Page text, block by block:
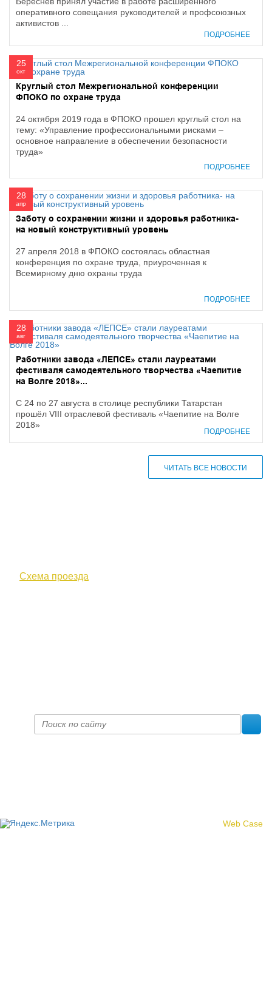
оперативного совещания руководителей и профсоюзных
активистов ...
ПОДРОБНЕЕ
25
окт
Круглый стол Межрегиональной конференции
ФПОКО по охране труда
24 октября 2019 года в ФПОКО прошел круглый стол на
тему: «Управление профессиональными рисками –
основное направление в обеспечении безопасности
труда»
ПОДРОБНЕЕ
28
апр
Заботу о сохранении жизни и здоровья работника-
на новый конструктивный уровень
27 апреля 2018 в ФПОКО состоялась областная
конференция по охране труда, приуроченная к
Всемирному дню охраны труда
ПОДРОБНЕЕ
28
авг
Работники завода «ЛЕПСЕ» стали лауреатами
фестиваля самодеятельного творчества «Чаепитие
на Волге 2018»...
С 24 по 27 августа в столице республики Татарстан
прошёл VIII отраслевой фестиваль «Чаепитие на Волге
2018»
ПОДРОБНЕЕ
ЧИТАТЬ ВСЕ НОВОСТИ
Схема проезда
Web Case